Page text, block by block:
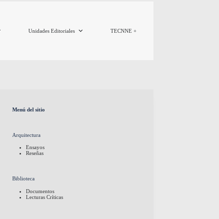
Unidades Editoriales TECNNE +
Menú del sitio
Arquitectura
Ensayos
Reseñas
Biblioteca
Documentos
Lecturas Críticas